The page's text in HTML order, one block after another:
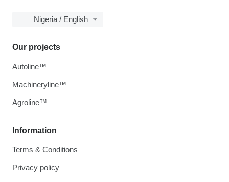
Nigeria / English
Information
Terms & Conditions
Privacy policy
Our projects
Autoline™
Machineryline™
Agroline™